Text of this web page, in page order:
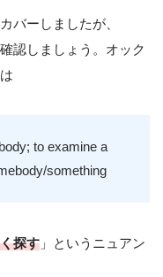
バーしましたが、
認しましょう。オック
to examine a
something
探す 」というニュアン